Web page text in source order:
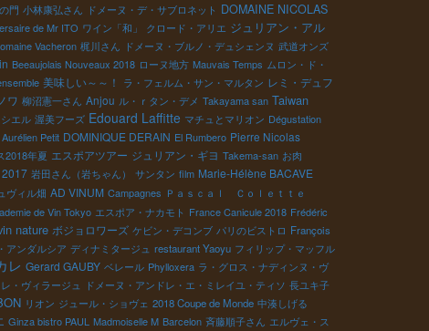
門 小林康弘さん ドメーヌ・デ・サブロネット DOMAINE NICOLAS
de Mr ITO ワイン「和」 クロード・アリエ ジュリアン・アル
Vacheron 梶川さん ドメーヌ・ブルノ・デュシェンヌ 武道オンズ
Beeaujolais Nouveaux 2018 ローヌ地方 Mauvais Temps ムロン・ド・
美味しい～～！ ラ・フェルム・サン・マルタン レミ・デュフ
ワ 柳沼憲一さん Anjou ル・ｒタン・デメ Takayama san Taiwan
エル 渥美フーズ Edouard Laffitte マチュとマリオン Dégustation
Aurélien Petit DOMINIQUE DERAIN El Rumbero Pierre Nicolas
2018年夏 エスポアツアー ジュリアン・ギヨ Takema-san お肉
岩田さん（岩ちゃん） サンタン film Marie-Hélène BACAVE
ヴィル畑 AD VINUM Campagnes Ｐａｓｃａｌ Ｃｏｌｅｔｔｅ
de Vin Tokyo エスポア・ナカモト France Canicule 2018 Frédéric
nature ボジョロワーズ ケビン・デコンブ パリのビストロ François
アンダルシア ディナミタージュ restaurant Yaoyu フィリップ・マッフル
レ Gerard GAUBY ベレール Phylloxera ラ・グロス・ナディンヌ・ヴ
・ヴィラージュ ドメーヌ・アンドレ・エ・ミレイユ・ティソ 長ユキ子
リオン ジュール・ショヴェ 2018 Coupe de Monde 中湊しげる
Ginza bistro PAUL Madmoiselle M Barcelon 斉藤順子さん エルヴェ・ス